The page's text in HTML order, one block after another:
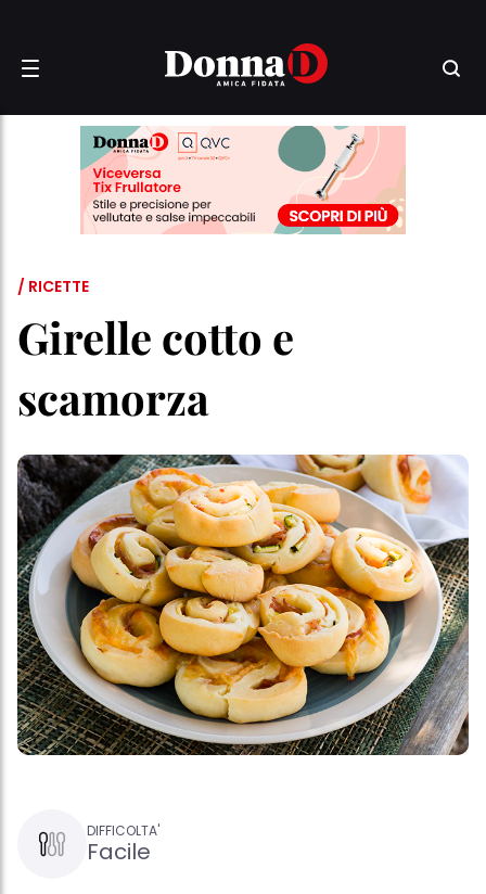
/ RICETTE
Girelle cotto e
scamorza
DIFFICOLTA'
Facile